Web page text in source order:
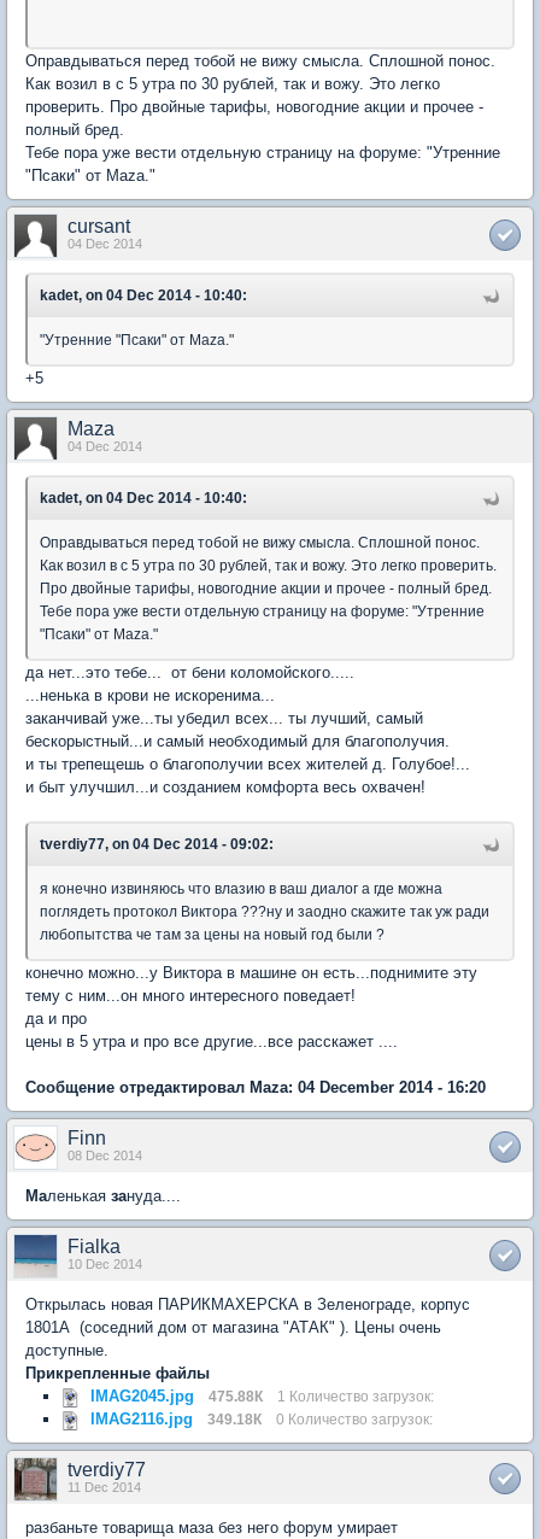
Оправдываться перед тобой не вижу смысла. Сплошной понос.
Как возил в с 5 утра по 30 рублей, так и вожу. Это легко
проверить. Про двойные тарифы, новогодние акции и прочее -
полный бред.
Тебе пора уже вести отдельную страницу на форуме: "Утренние
"Псаки" от Mazа."
cursant
04 Dec 2014
kadet, on 04 Dec 2014 - 10:40:
"Утренние "Псаки" от Mazа."
+5
Maza
04 Dec 2014
kadet, on 04 Dec 2014 - 10:40:
Оправдываться перед тобой не вижу смысла. Сплошной понос.
Как возил в с 5 утра по 30 рублей, так и вожу. Это легко проверить.
Про двойные тарифы, новогодние акции и прочее - полный бред.
Тебе пора уже вести отдельную страницу на форуме: "Утренние
"Псаки" от Mazа."
да нет...это тебе... от бени коломойского.....
...ненька в крови не искоренима...
заканчивай уже...ты убедил всех... ты лучший, самый
бескорыстный...и самый необходимый для благополучия.
и ты трепещешь о благополучии всех жителей д. Голубое!...
и быт улучшил...и созданием комфорта весь охвачен!
tverdiy77, on 04 Dec 2014 - 09:02:
я конечно извиняюсь что влазию в ваш диалог а где можна
поглядеть протокол Виктора ???ну и заодно скажите так уж ради
любопытства че там за цены на новый год были ?
конечно можно...у Виктора в машине он есть...поднимите эту
тему с ним...он много интересного поведает!
да и про
цены в 5 утра и про все другие...все расскажет ....
Сообщение отредактировал Maza: 04 December 2014 - 16:20
Finn
08 Dec 2014
Маленькая зануда....
Fialka
10 Dec 2014
Открылась новая ПАРИКМАХЕРСКА в Зеленограде, корпус
1801А (соседний дом от магазина "АТАК" ). Цены очень
доступные.
Прикрепленные файлы
IMAG2045.jpg
475.88К 1 Количество загрузок:
IMAG2116.jpg 349.18К 0 Количество загрузок:
tverdiy77
11 Dec 2014
разбаньте товарища маза без него форум умирает